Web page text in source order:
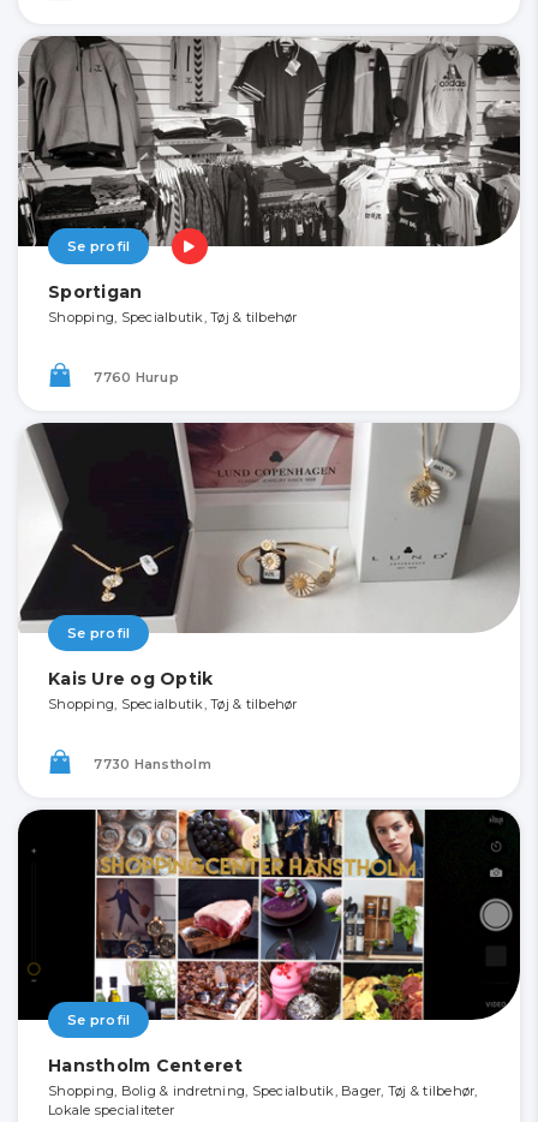
Se profil
Sportigan
Shopping, Specialbutik, Tøj & tilbehør
7760 Hurup
Se profil
Kais Ure og Optik
Shopping, Specialbutik, Tøj & tilbehør
7730 Hanstholm
Se profil
Hanstholm Centeret
Shopping, Bolig & indretning, Specialbutik, Bager, Tøj & tilbehør,
Lokale specialiteter